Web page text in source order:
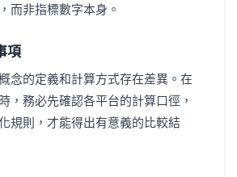
而非指標數字本身。
項
念的定義和計算方式存在差異。在
，務必先確認各平台的計算口徑，
規則，才能得出有意義的比較結